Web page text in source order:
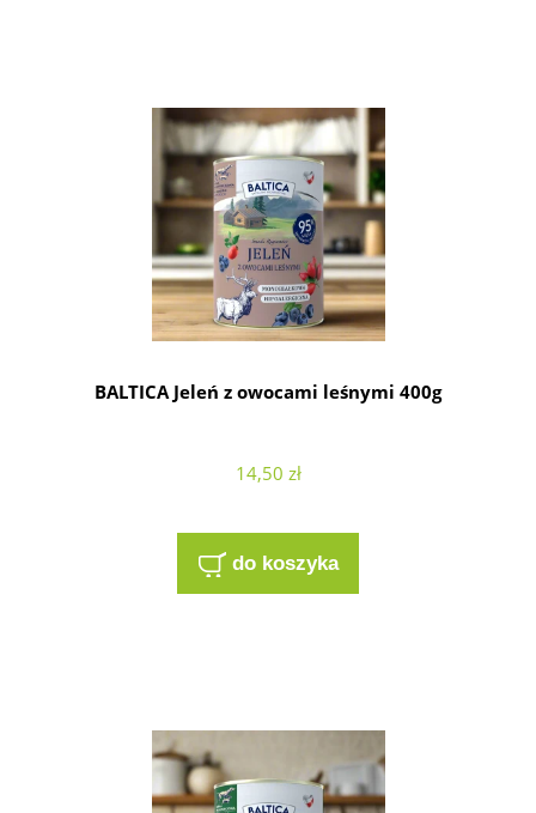
BALTICA Jeleń z owocami leśnymi 400g
14,50 zł
do koszyka